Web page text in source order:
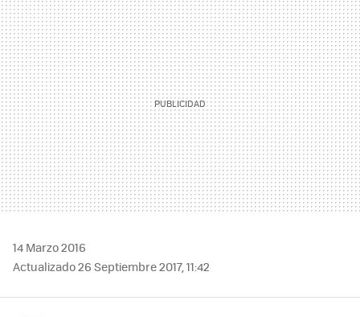
MAIL
14 Marzo 2016
Actualizado 26 Septiembre 2017, 11:42